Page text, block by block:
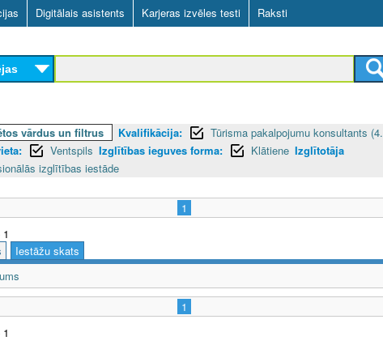
Digitālais asistents Karjeras izvēles testi Raksti
vārdus un filtrus Kvalifikācija:
Tūrisma pakalpojumu konsultants (4.
Ventspils Izglītības ieguves forma: Klātiene Izglītotāja
izglītības iestāde
1
Iestāžu skats
1